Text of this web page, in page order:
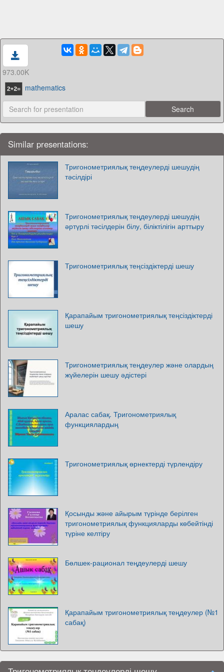
973.00K
mathematics
Similar presentations:
Тригонометриялық теңдеулерді шешудің
тәсілдірі
Тригонометриялық теңдеулерді шешудің
әртүрлі тәсілдерін білу, біліктілігін арттыру
Тригонометриялық теңсіздіктерді шешу
Қарапайым тригонометриялық теңсіздіктерді
шешу
Тригонометриялық теңдеулер және олардың
жүйелерін шешу әдістері
Аралас сабақ. Тригонометриялық
функциялардың
Тригонометриялық өрнектерді түрлендіру
Қосынды және айырым түрінде берілген
тригонометриялық функцияларды көбейтінді
түріне келтіру
Бөлшек-рационал теңдеулерді шешу
Қарапайым тригонометриялық теңдеулер (№1
сабақ)